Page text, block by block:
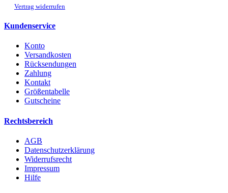
Vertrag widerrufen
Kundenservice
Konto
Versandkosten
Rücksendungen
Zahlung
Kontakt
Größentabelle
Gutscheine
Rechtsbereich
AGB
Datenschutzerklärung
Widerrufsrecht
Impressum
Hilfe